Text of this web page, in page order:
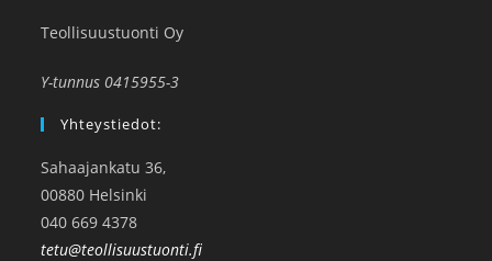
Teollisuustuonti Oy
Y-tunnus 0415955-3
Yhteystiedot:
Sahaajankatu 36,
00880 Helsinki
040 669 4378
tetu@teollisuustuonti.fi